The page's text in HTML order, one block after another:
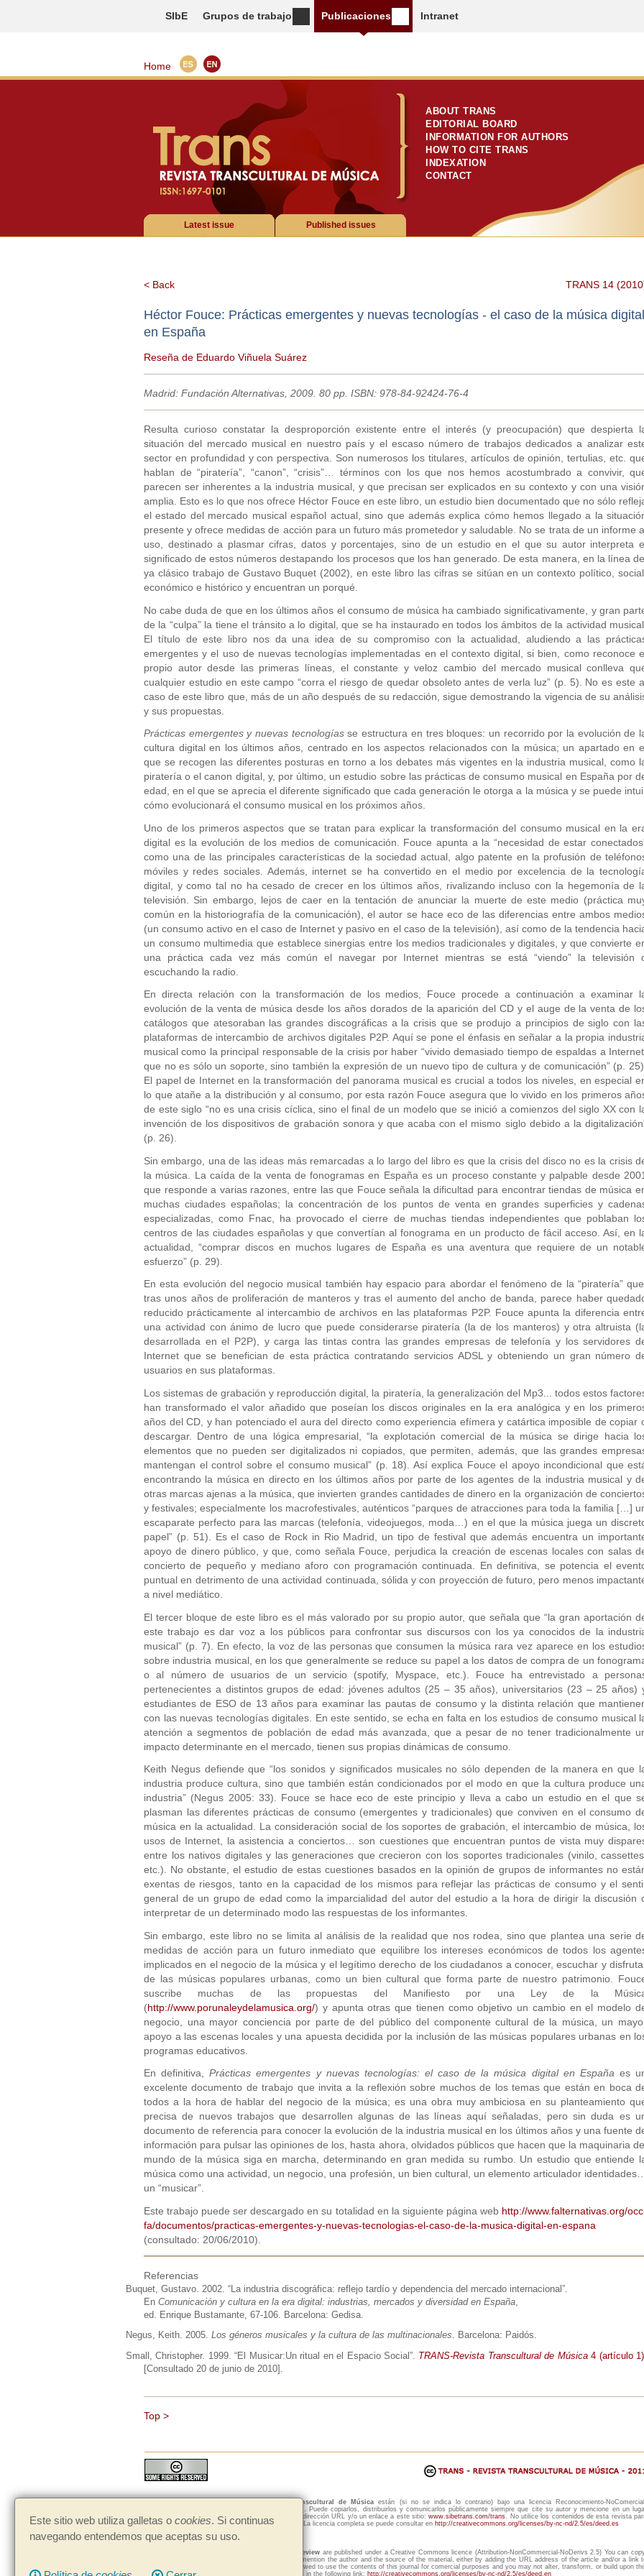
Este sitio web utiliza galletas o cookies. Si continuas
navegando entendemos que aceptas su uso.
SIbE Grupos de trabajo Publicaciones Intranet
Home
ABOUT TRANS
EDITORIAL BOARD
INFORMATION FOR AUTHORS
HOW TO CITE TRANS
INDEXATION
CONTACT
Published issues
Latest issue
< Back TRANS 14
Héctor Fouce: Prácticas emergentes y nuevas tecnologías - el caso de la música digital
en España
Reseña de Eduardo Viñuela Suárez
Madrid: Fundación Alternativas, 2009. 80 pp. ISBN: 978-84-92424-76-4
Resulta curioso constatar la desproporción existente entre el interés (y preocupación) que despierta
situación del mercado musical en nuestro país y el escaso número de trabajos dedicados a analizar
sector en profundidad y con perspectiva. Son numerosos los titulares, artículos de opinión, tertulias, etc.
hablan de “piratería”, “canon”, “crisis”… términos con los que nos hemos acostumbrado a convivir,
parecen ser inherentes a la industria musical, y que precisan ser explicados en su contexto y con una
amplia. Esto es lo que nos ofrece Héctor Fouce en este libro, un estudio bien documentado que no sólo
el estado del mercado musical español actual, sino que además explica cómo hemos llegado a la
presente y ofrece medidas de acción para un futuro más prometedor y saludable. No se trata de un informe
uso, destinado a plasmar cifras, datos y porcentajes, sino de un estudio en el que su autor interpreta
significado de estos números destapando los procesos que los han generado. De esta manera, en la línea
ya clásico trabajo de Gustavo Buquet (2002), en este libro las cifras se sitúan en un contexto político,
económico e histórico y encuentran un porqué.
No cabe duda de que en los últimos años el consumo de música ha cambiado significativamente, y gran
de la “culpa” la tiene el tránsito a lo digital, que se ha instaurado en todos los ámbitos de la actividad musical.
El título de este libro nos da una idea de su compromiso con la actualidad, aludiendo a las
emergentes y el uso de nuevas tecnologías implementadas en el contexto digital, si bien, como reconoce
propio autor desde las primeras líneas, el constante y veloz cambio del mercado musical conlleva
cualquier estudio en este campo “corra el riesgo de quedar obsoleto antes de verla luz” (p. 5). No es este
caso de este libro que, más de un año después de su redacción, sigue demostrando la vigencia de su
y sus propuestas.
Prácticas emergentes y nuevas tecnologíasse estructura en tres bloques: un recorrido por la evolución de
cultura digital en los últimos años, centrado en los aspectos relacionados con la música; un apartado en
que se recogen las diferentes posturas en torno a los debates más vigentes en la industria musical, como
piratería o el canon digital, y, por último, un estudio sobre las prácticas de consumo musical en España por
edad, en el que se aprecia el diferente significado que cada generación le otorga a la música y se puede
cómo evolucionará el consumo musical en los próximos años.
Uno de los primeros aspectos que se tratan para explicar la transformación del consumo musical en la
digital es la evolución de los medios de comunicación. Fouce apunta a la “necesidad de estar
como una de las principales características de la sociedad actual, algo patente en la profusión de
móviles y redes sociales. Además, internet se ha convertido en el medio por excelencia de la
digital, y como tal no ha cesado de crecer en los últimos años, rivalizando incluso con la hegemonía de
televisión. Sin embargo, lejos de caer en la tentación de anunciar la muerte de este medio (práctica
común en la historiografía de la comunicación), el autor se hace eco de las diferencias entre ambos
(un consumo activo en el caso de Internet y pasivo en el caso de la televisión), así como de la tendencia
un consumo multimedia que establece sinergias entre los medios tradicionales y digitales, y que convierte
una práctica cada vez más común el navegar por Internet mientras se está “viendo” la televisión
escuchando la radio.
En directa relación con la transformación de los medios, Fouce procede a continuación a examinar
evolución de la venta de música desde los años dorados de la aparición del CD y el auge de la venta de
catálogos que atesoraban las grandes discográficas a la crisis que se produjo a principios de siglo con
plataformas de intercambio de archivos digitales P2P. Aquí se pone el énfasis en señalar a la propia
musical como la principal responsable de la crisis por haber “vivido demasiado tiempo de espaldas a
que no es sólo un soporte, sino también la expresión de un nuevo tipo de cultura y de comunicación” (p.
El papel de Internet en la transformación del panorama musical es crucial a todos los niveles, en especial
lo que atañe a la distribución y al consumo, por esta razón Fouce asegura que lo vivido en los primeros
de este siglo “no es una crisis cíclica, sino el final de un modelo que se inició a comienzos del siglo XX con
invención de los dispositivos de grabación sonora y que acaba con el mismo siglo debido a la
(p. 26).
Sin embargo, una de las ideas más remarcadas a lo largo del libro es que la crisis del disco no es la crisis
la música. La caída de la venta de fonogramas en España es un proceso constante y palpable desde 2001
que responde a varias razones, entre las que Fouce señala la dificultad para encontrar tiendas de música
muchas ciudades españolas; la concentración de los puntos de venta en grandes superficies y
especializadas, como Fnac, ha provocado el cierre de muchas tiendas independientes que poblaban
centros de las ciudades españolas y que convertían al fonograma en un producto de fácil acceso. Así, en
actualidad, “comprar discos en muchos lugares de España es una aventura que requiere de un
esfuerzo” (p. 29).
En esta evolución del negocio musical también hay espacio para abordar el fenómeno de la “piratería”
tras unos años de proliferación de manteros y tras el aumento del ancho de banda, parece haber
reducido prácticamente al intercambio de archivos en las plataformas P2P. Fouce apunta la diferencia
una actividad con ánimo de lucro que puede considerarse piratería (la de los manteros) y otra altruista
desarrollada en el P2P), y carga las tintas contra las grandes empresas de telefonía y los servidores
Internet que se benefician de esta práctica contratando servicios ADSL y obteniendo un gran número
usuarios en sus plataformas.
Los sistemas de grabación y reproducción digital, la piratería, la generalización del Mp3... todos estos
han transformado el valor añadido que poseían los discos originales en la era analógica y en los
años del CD, y han potenciado el aura del directo como experiencia efímera y catártica imposible de copiar
descargar. Dentro de una lógica empresarial, “la explotación comercial de la música se dirige hacia
elementos que no pueden ser digitalizados ni copiados, que permiten, además, que las grandes
mantengan el control sobre el consumo musical” (p. 18). Así explica Fouce el apoyo incondicional que
encontrando la música en directo en los últimos años por parte de los agentes de la industria musical y
otras marcas ajenas a la música, que invierten grandes cantidades de dinero en la organización de
y festivales; especialmente los macrofestivales, auténticos “parques de atracciones para toda la familia […]
escaparate perfecto para las marcas (telefonía, videojuegos, moda…) en el que la música juega un
papel” (p. 51). Es el caso de Rock in Rio Madrid, un tipo de festival que además encuentra un
apoyo de dinero público, y que, como señala Fouce, perjudica la creación de escenas locales con salas
concierto de pequeño y mediano aforo con programación continuada. En definitiva, se potencia el
puntual en detrimento de una actividad continuada, sólida y con proyección de futuro, pero menos
a nivel mediático.
El tercer bloque de este libro es el más valorado por su propio autor, que señala que “la gran aportación
este trabajo es dar voz a los públicos para confrontar sus discursos con los ya conocidos de la
musical” (p. 7). En efecto, la voz de las personas que consumen la música rara vez aparece en los
sobre industria musical, en los que generalmente se reduce su papel a los datos de compra de un
o al número de usuarios de un servicio (spotify, Myspace, etc.). Fouce ha entrevistado a
pertenecientes a distintos grupos de edad: jóvenes adultos (25 – 35 años), universitarios (23 – 25 años)
estudiantes de ESO de 13 años para examinar las pautas de consumo y la distinta relación que
con las nuevas tecnologías digitales. En este sentido, se echa en falta en los estudios de consumo musical
atención a segmentos de población de edad más avanzada, que a pesar de no tener tradicionalmente
impacto determinante en el mercado, tienen sus propias dinámicas de consumo.
Keith Negus defiende que “los sonidos y significados musicales no sólo dependen de la manera en que
industria produce cultura, sino que también están condicionados por el modo en que la cultura produce
industria” (Negus 2005: 33). Fouce se hace eco de este principio y lleva a cabo un estudio en el que
plasman las diferentes prácticas de consumo (emergentes y tradicionales) que conviven en el consumo
música en la actualidad. La consideración social de los soportes de grabación, el intercambio de música,
usos de Internet, la asistencia a conciertos… son cuestiones que encuentran puntos de vista muy
entre los nativos digitales y las generaciones que crecieron con los soportes tradicionales (vinilo, cassettes,
etc.). No obstante, el estudio de estas cuestiones basados en la opinión de grupos de informantes no
exentas de riesgos, tanto en la capacidad de los mismos para reflejar las prácticas de consumo y el
general de un grupo de edad como la imparcialidad del autor del estudio a la hora de dirigir la discusión
interpretar de un determinado modo las respuestas de los informantes.
Sin embargo, este libro no se limita al análisis de la realidad que nos rodea, sino que plantea una serie
medidas de acción para un futuro inmediato que equilibre los intereses económicos de todos los
implicados en el negocio de la música y el legítimo derecho de los ciudadanos a conocer, escuchar y
de las músicas populares urbanas, como un bien cultural que forma parte de nuestro patrimonio.
suscribe muchas de las propuestas del Manifiesto por una Ley de la
(http://www.porunaleydelamusica.org/) y apunta otras que tienen como objetivo un cambio en el modelo
negocio, una mayor conciencia por parte de del público del componente cultural de la música, un
apoyo a las escenas locales y una apuesta decidida por la inclusión de las músicas populares urbanas en
programas educativos.
En definitiva,Prácticas emergentes y nuevas tecnologías: el caso de la música digital en España es
excelente documento de trabajo que invita a la reflexión sobre muchos de los temas que están en boca
todos a la hora de hablar del negocio de la música; es una obra muy ambiciosa en su planteamiento
precisa de nuevos trabajos que desarrollen algunas de las líneas aquí señaladas, pero sin duda es
documento de referencia para conocer la evolución de la industria musical en los últimos años y una fuente
información para pulsar las opiniones de los, hasta ahora, olvidados públicos que hacen que la maquinaria
mundo de la música siga en marcha, determinando en gran medida su rumbo. Un estudio que entiende
música como una actividad, un negocio, una profesión, un bien cultural, un elemento articulador identidades…
un “musicar”.
Este trabajo puede ser descargado en su totalidad en la siguiente página web http://www.falternativas.org/
fa/documentos/practicas-emergentes-y-nuevas-tecnologias-el-caso-de-la-musica-digital-en-espana
(consultado: 20/06/2010).
Referencias
Buquet, Gustavo. 2002. “La industria discográfica: reflejo tardío y dependencia del mercado internacional”.
En Comunicación y cultura en la era digital: industrias, mercados y diversidad en España
ed. Enrique Bustamante, 67-106. Barcelona: Gedisa.
Negus, Keith. 2005. Los géneros musicales y la cultura de las multinacionales. Barcelona: Paidós.
Small, Christopher. 1999. “El Musicar:Un ritual en el Espacio Social”. TRANS-Revista Transcultural de Música4 (artículo 1)
[Consultado 20 de junio de 2010].
Top >
TRANS-Revista Transcultural de Música están (si no se indica lo contrario) bajo una licencia Reconocimiento-
SinObraDerivada 2.5 España de Creative Commons. Puede copiarlos, distribuirlos y comunicarlos públicamente siempre que cite su autor y mencione en un
visible que ha sido tomado de TRANS agregando la dirección URL y/o un enlace a este sitio:www.sibetrans.com/trans . No utilice los contenidos de esta revista
fines comerciales y no haga con ellos obra derivada. La licencia completa se puede consultar en http://creativecommons.org/licenses/by-nc-nd/2.5/es/deed.es
Política de cookies
TRANS-Transcultural Music Review are published under a Creative Commons licence (Attribution-NonCommercial-NoDerivs 2.5) You can
distribute, and transmit the work, provided that you mention the author and the source of the material, either by adding the URL address of the article and/or a link
. It is not allowed to use the contents of this journal for comercial purposes and you may not alter, transform, or build upon
work. You can check the complete licence agreement in the following link: http://creativecommons.org/licenses/by-nc-nd/2.5/es/deed.en